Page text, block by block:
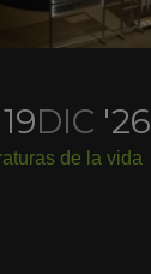
DIC '26
de la vida